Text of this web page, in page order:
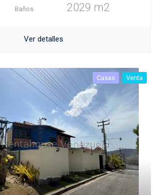
Baños 2029 m2
Ver detalles
Casas Venta